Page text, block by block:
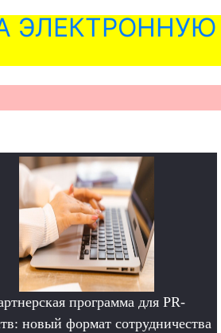
ЭЛЕКТРОННУЮ
программа для PR-
новый формат сотрудничества